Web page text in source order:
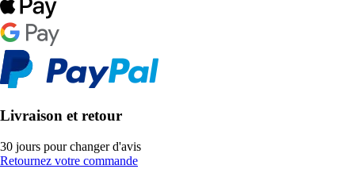
Livraison et retour
30 jours pour changer d'avis
Retournez votre commande